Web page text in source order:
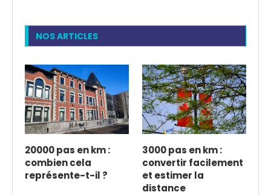
NOS ARTICLES
20000 pas en km :
combien cela
représente-t-il ?
3000 pas en km :
convertir facilement
et estimer la
distance